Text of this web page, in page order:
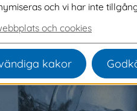
och vi har inte
och cookies
kakor